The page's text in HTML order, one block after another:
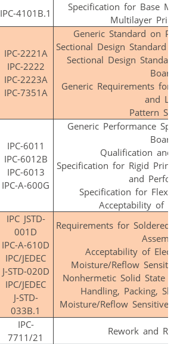
IPC-4101B.1
Specification for Base
Multilayer
IPC-2221A
IPC-2222
IPC-2223A
IPC-7351A
Generic Standard on
Sectional Design Standard
Sectional Design
Generic Requirements for
and
Pattern
IPC-6011
IPC-6012B
IPC-6013
IPC-A-600G
Generic Performance
Qualification and
Specification for Rigid
and
Specification for
Acceptability of
IPC JSTD-
001D
IPC-A-610D
IPC/JEDEC
J-STD-020D
IPC/JEDEC
J-STD-
033B.1
Requirements for Soldered
Acceptability of
Moisture/Reflow
Nonhermetic Solid State
Handling, Packing,
Moisture/Reflow Sensitive
IPC-
7711/21
Rework and